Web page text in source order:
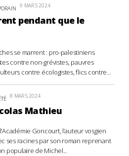
9 MARS 2024
pendant que le
se marrent : pro-palestiniens
contre non-grévistes, pauvres
contre écologistes, flics contre...
8 MARS 2024
Mathieu
Goncourt, l’auteur vosgien
ses racines par son roman reprenant
populaire de Michel...